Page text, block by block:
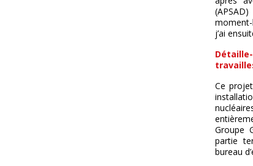
moment-
j’ai
Ce
Groupe
partie
bureau